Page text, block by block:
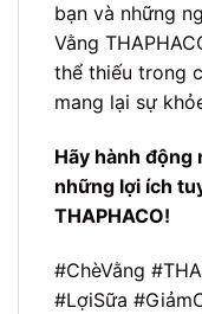
bạn và những
Vằng
thể thiếu trong
mang lại sự
Hãy hành động
những lợi ích
THAPHACO!
#ChèVằng
#LợiSữa